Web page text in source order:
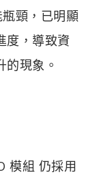
頸，已明顯
度，導致資
現象。
模組 仍採用